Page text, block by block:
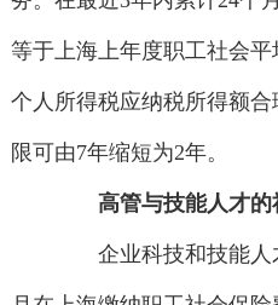
等于上海上年度职工社会
个人所得税应纳税所得额
限可由7年缩短为2年。
高管与技能人才
企业科技和技能人